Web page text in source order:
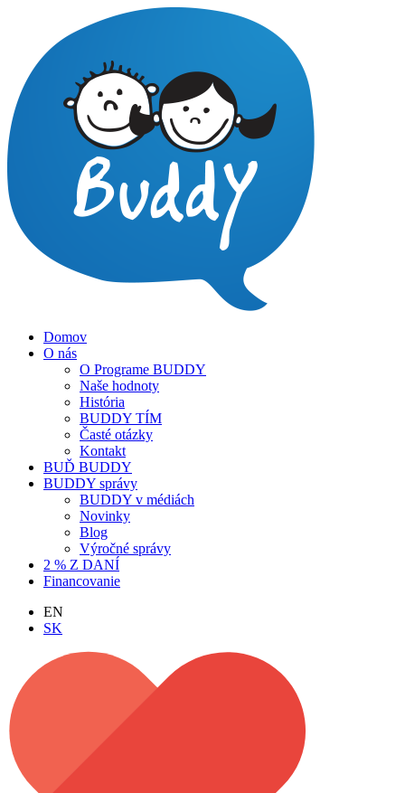
Domov
O nás
O Programe BUDDY
Naše hodnoty
História
BUDDY TÍM
Časté otázky
Kontakt
BUĎ BUDDY
BUDDY správy
BUDDY v médiách
Novinky
Blog
Výročné správy
2 % Z DANÍ
Financovanie
EN
SK